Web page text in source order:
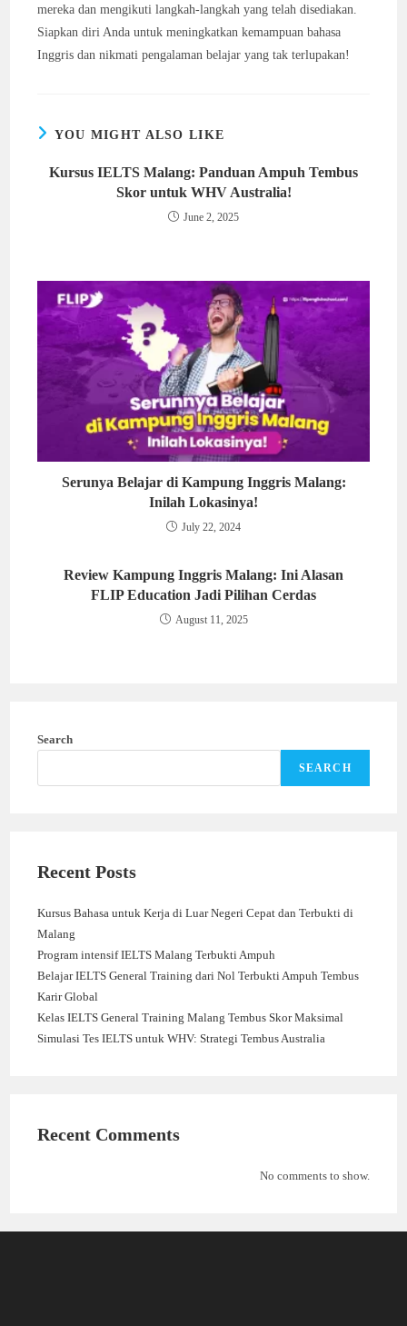
mereka dan mengikuti langkah-langkah yang telah disediakan.
Siapkan diri Anda untuk meningkatkan kemampuan bahasa
Inggris dan nikmati pengalaman belajar yang tak terlupakan!
YOU MIGHT ALSO LIKE
Kursus IELTS Malang: Panduan Ampuh Tembus
Skor untuk WHV Australia!
June 2, 2025
Serunya Belajar di Kampung Inggris Malang:
Inilah Lokasinya!
July 22, 2024
Review Kampung Inggris Malang: Ini Alasan
FLIP Education Jadi Pilihan Cerdas
August 11, 2025
Search
SEARCH
Recent Posts
Kursus Bahasa untuk Kerja di Luar Negeri Cepat dan Terbukti di
Malang
Program intensif IELTS Malang Terbukti Ampuh
Belajar IELTS General Training dari Nol Terbukti Ampuh Tembus
Karir Global
Kelas IELTS General Training Malang Tembus Skor Maksimal
Simulasi Tes IELTS untuk WHV: Strategi Tembus Australia
Recent Comments
No comments to show.